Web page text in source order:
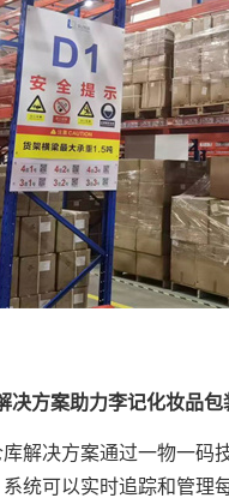
决方案助力李记化妆品包
决方案通过一物一码
统可以实时追踪和管理